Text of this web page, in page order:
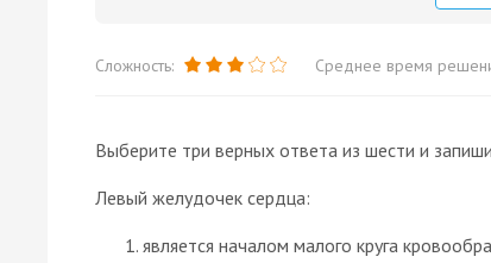
Сложность: Среднее время
Выберите три верных ответа из шести и
Левый желудочек сердца:
является началом малого круга